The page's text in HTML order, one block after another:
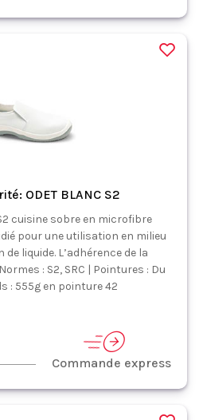
ODET BLANC S2
cuisine sobre en microfibre
pour une utilisation en milieu
liquide. L’adhérence de la
: S2, SRC | Pointures : Du
: 555g en pointure 42
Commande express